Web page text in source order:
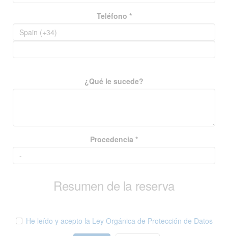
Teléfono *
¿Qué le sucede?
Procedencia *
Resumen de la reserva
He leído y acepto la Ley Orgánica de Protección de Datos